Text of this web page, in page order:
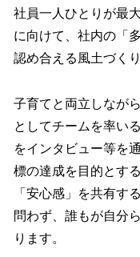
社員一人ひとりが最
に向けて、社内の「
認め合える風土づく
子育てと両立しなが
としてチームを率い
をインタビュー等を
標の達成を目的とす
「安心感」を共有す
問わず、誰もが自分
ります。